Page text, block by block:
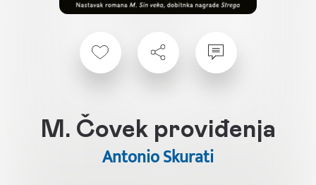
M. Čovek proviđenja
Antonio Skurati